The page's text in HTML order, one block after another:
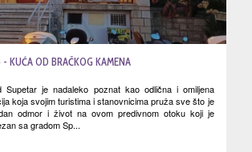
- KUĆA OD BRAČKOG KAMENA
je nadaleko poznat kao odlična i omiljena
koja svojim turistima i stanovnicima pruža sve što je
odmor i život na ovom predivnom otoku koji je
sa gradom Sp...